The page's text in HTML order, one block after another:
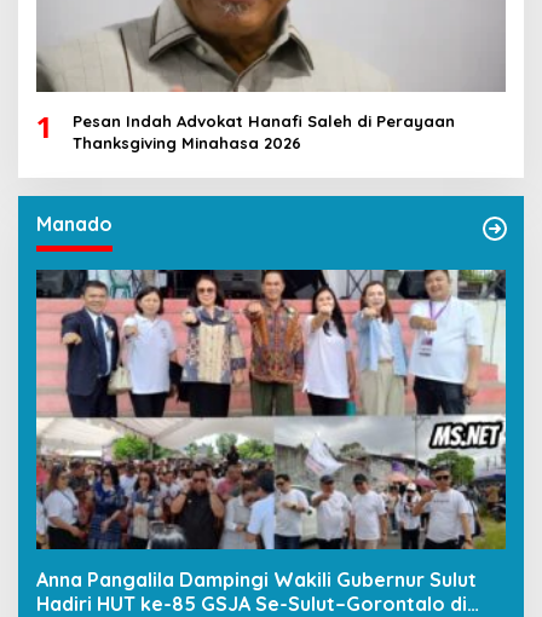
1
Pesan Indah Advokat Hanafi Saleh di Perayaan
Thanksgiving Minahasa 2026
Manado
Anna Pangalila Dampingi Wakili Gubernur Sulut
Hadiri HUT ke-85 GSJA Se-Sulut–Gorontalo di